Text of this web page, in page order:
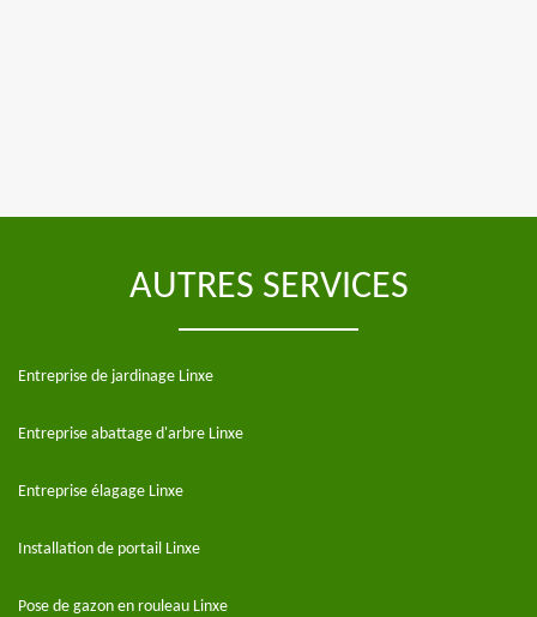
AUTRES SERVICES
Entreprise de jardinage Linxe
Entreprise abattage d'arbre Linxe
Entreprise élagage Linxe
Installation de portail Linxe
Pose de gazon en rouleau Linxe